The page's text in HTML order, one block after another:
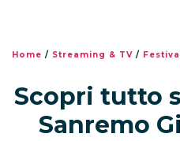
Home / Streaming & TV /
Scopri tutto
Sanremo